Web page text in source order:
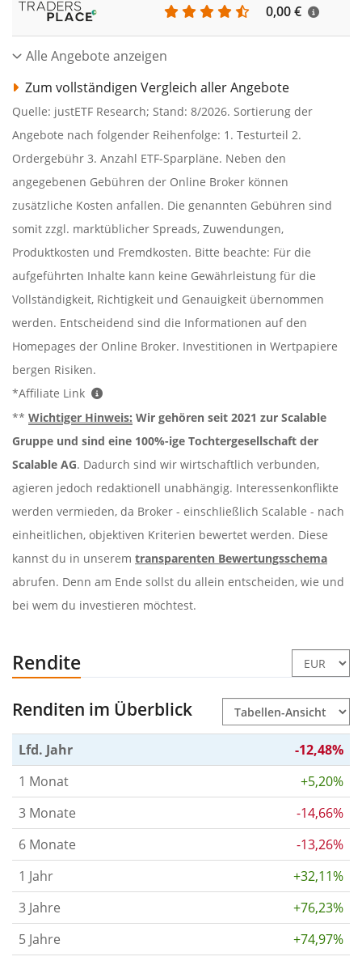
0,00 €
Alle Angebote anzeigen
Zum vollständigen Vergleich aller Angebote
Quelle: justETF Research; Stand: 8/2026. Sortierung der
Angebote nach folgender Reihenfolge: 1. Testurteil 2.
Ordergebühr 3. Anzahl ETF-Sparpläne. Neben den
angegebenen Gebühren der Online Broker können
zusätzliche Kosten anfallen. Die genannten Gebühren sind
somit zzgl. marktüblicher Spreads, Zuwendungen,
Produktkosten und Fremdkosten. Bitte beachte: Für die
aufgeführten Inhalte kann keine Gewährleistung für die
Vollständigkeit, Richtigkeit und Genauigkeit übernommen
werden. Entscheidend sind die Informationen auf den
Homepages der Online Broker. Investitionen in Wertpapiere
bergen Risiken.
*Affiliate Link
** Wichtiger Hinweis: Wir gehören seit 2021 zur Scalable
Gruppe und sind eine 100%-ige Tochtergesellschaft der
Scalable AG. Dadurch sind wir wirtschaftlich verbunden,
agieren jedoch redaktionell unabhängig. Interessenkonflikte
werden vermieden, da Broker - einschließlich Scalable - nach
einheitlichen, objektiven Kriterien bewertet werden. Diese
kannst du in unserem transparenten Bewertungsschema
abrufen. Denn am Ende sollst du allein entscheiden, wie und
bei wem du investieren möchtest.
Rendite
Renditen im Überblick
Lfd. Jahr
-12,48%
1 Monat
+5,20%
3 Monate
-14,66%
6 Monate
-13,26%
1 Jahr
+32,11%
3 Jahre
+76,23%
5 Jahre
+74,97%